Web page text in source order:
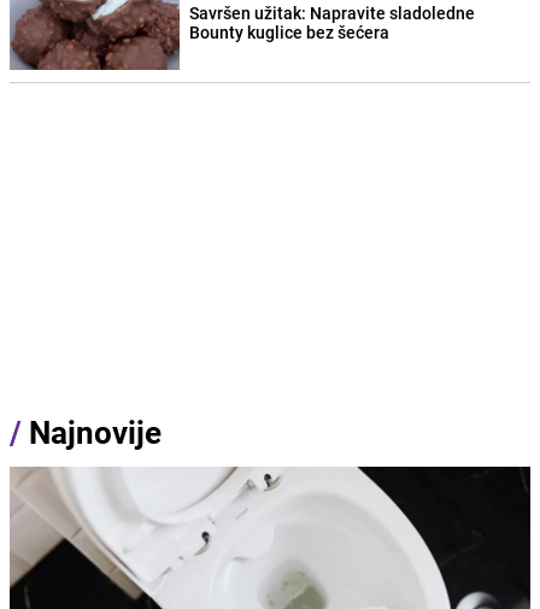
Savršen užitak: Napravite sladoledne
Bounty kuglice bez šećera
/ Najnovije